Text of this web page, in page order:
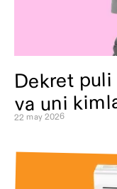
Dekret
va uni
22 may 2026